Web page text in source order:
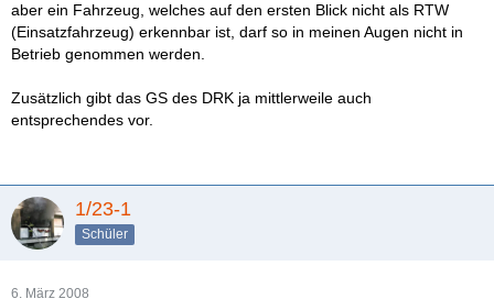
aber ein Fahrzeug, welches auf den ersten Blick nicht als RTW
(Einsatzfahrzeug) erkennbar ist, darf so in meinen Augen nicht in
Betrieb genommen werden.
Zusätzlich gibt das GS des DRK ja mittlerweile auch
entsprechendes vor.
1/23-1
Schüler
6. März 2008